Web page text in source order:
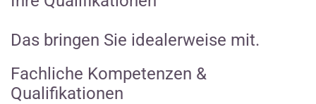
Das bringen Sie idealerweise mit.
Fachliche Kompetenzen &
Qualifikationen